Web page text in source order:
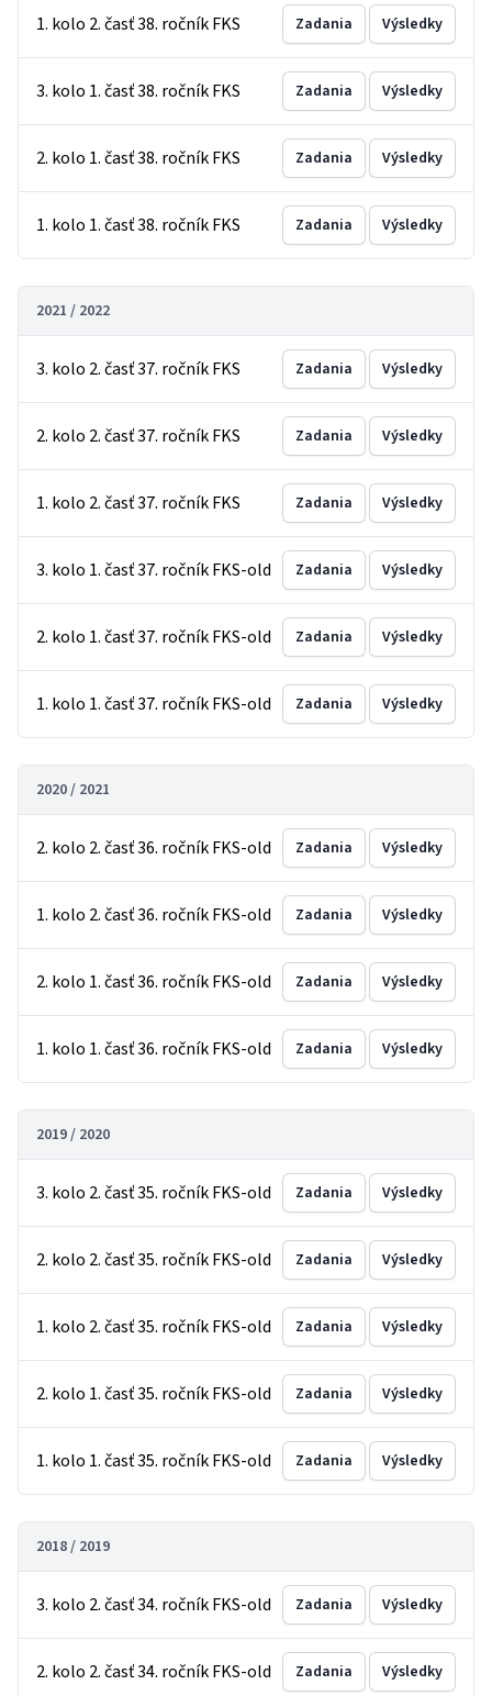
1. kolo 2. časť 38. ročník FKS Zadania Výsledky
3. kolo 1. časť 38. ročník FKS Zadania Výsledky
2. kolo 1. časť 38. ročník FKS Zadania Výsledky
1. kolo 1. časť 38. ročník FKS Zadania Výsledky
2021 / 2022
3. kolo 2. časť 37. ročník FKS Zadania Výsledky
2. kolo 2. časť 37. ročník FKS Zadania Výsledky
1. kolo 2. časť 37. ročník FKS Zadania Výsledky
3. kolo 1. časť 37. ročník FKS-old Zadania Výsledky
2. kolo 1. časť 37. ročník FKS-old Zadania Výsledky
1. kolo 1. časť 37. ročník FKS-old Zadania Výsledky
2020 / 2021
2. kolo 2. časť 36. ročník FKS-old Zadania Výsledky
1. kolo 2. časť 36. ročník FKS-old Zadania Výsledky
2. kolo 1. časť 36. ročník FKS-old Zadania Výsledky
1. kolo 1. časť 36. ročník FKS-old Zadania Výsledky
2019 / 2020
3. kolo 2. časť 35. ročník FKS-old Zadania Výsledky
2. kolo 2. časť 35. ročník FKS-old Zadania Výsledky
1. kolo 2. časť 35. ročník FKS-old Zadania Výsledky
2. kolo 1. časť 35. ročník FKS-old Zadania Výsledky
1. kolo 1. časť 35. ročník FKS-old Zadania Výsledky
2018 / 2019
3. kolo 2. časť 34. ročník FKS-old Zadania Výsledky
2. kolo 2. časť 34. ročník FKS-old Zadania Výsledky